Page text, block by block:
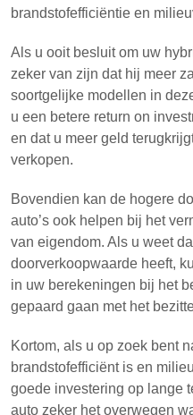
brandstofefficiëntie en
Als u ooit besluit om uw
zeker van zijn dat hij meer
soortgelijke modellen in
u een betere return on
en dat u meer geld
verkopen.
Bovendien kan de hogere
auto’s ook helpen bij het
van eigendom. Als u weet
doorverkoopwaarde heeft,
in uw berekeningen bij het
gepaard gaan met het
Kortom, als u op zoek bent
brandstofefficiënt is en
goede investering op lange
auto zeker het overwegen